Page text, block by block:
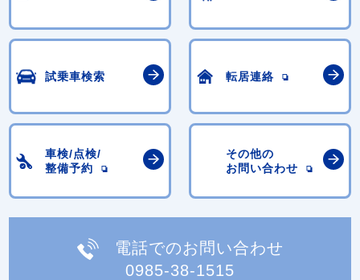
試乗車検索 転居連絡
車検/点検/
整備予約
その他の
お問い合わせ
電話でのお問い合わせ
0985-38-1515